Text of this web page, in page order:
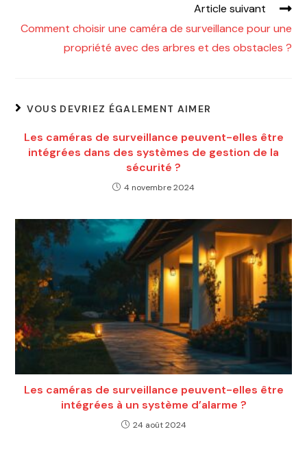
Article suivant
Comment choisir une caméra de surveillance pour une
propriété avec des arbres et des obstacles ?
VOUS DEVRIEZ ÉGALEMENT AIMER
Les caméras de surveillance peuvent-elles être
intégrées dans des systèmes de gestion de la
sécurité ?
4 novembre 2024
Les caméras de surveillance peuvent-elles être
intégrées à un système d’alarme ?
24 août 2024